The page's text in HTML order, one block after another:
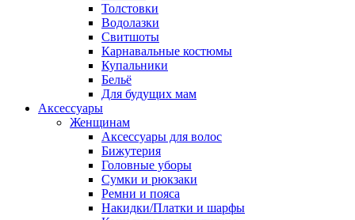
Толстовки
Водолазки
Свитшоты
Карнавальные костюмы
Купальники
Бельё
Для будущих мам
Аксессуары
Женщинам
Аксессуары для волос
Бижутерия
Головные уборы
Сумки и рюкзаки
Ремни и пояса
Накидки/Платки и шарфы